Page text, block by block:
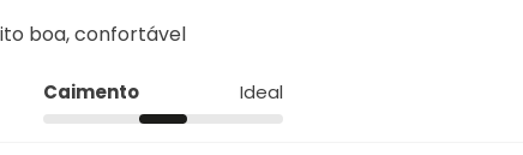
boa, confortável
Caimento Ideal